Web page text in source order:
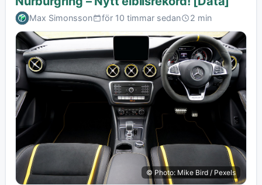
Max Simonsson för 10 timmar sedan 2 min
© Photo: Mike Bird / Pexels